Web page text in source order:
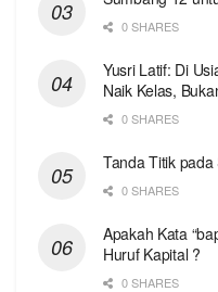
0 SHARES
Yusri Latif: Di
Naik Kelas,
0 SHARES
Tanda Titik
0 SHARES
Apakah Kata
Huruf Kapital ?
0 SHARES